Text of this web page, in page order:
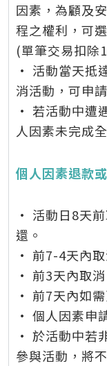
因素，為顧及
程之權利，可
(單筆交易扣除
• 活動當天抵
消活動，可申
• 若活動中遭
人因素未完成
個人因素退款
• 活動日8天
還。
• 前7-4天內
• 前3天內取
• 前7天內如
• 個人因素申
• 於活動中若
參與活動，將